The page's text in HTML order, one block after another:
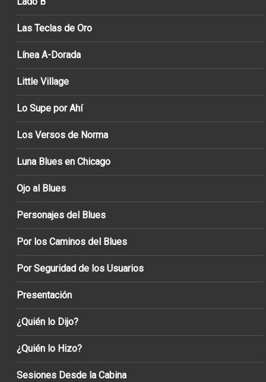
Las Teclas de Oro
Línea A-Dorada
Little Village
Lo Supe por Ahí
Los Versos de Norma
Luna Blues en Chicago
Ojo al Blues
Personajes del Blues
Por los Caminos del Blues
Por Seguridad de los Usuarios
Presentación
¿Quién lo Dijo?
¿Quién lo Hizo?
Sesiones Desde la Cabina